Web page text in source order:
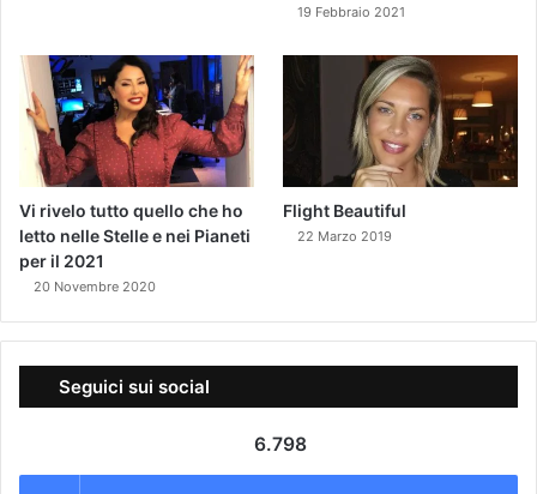
19 Febbraio 2021
Vi rivelo tutto quello che ho
letto nelle Stelle e nei Pianeti
per il 2021
20 Novembre 2020
Flight Beautiful
22 Marzo 2019
Seguici sui social
6.798